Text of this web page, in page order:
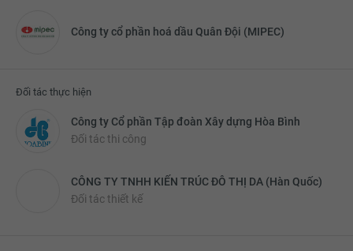
Công ty cổ phần hoá dầu Quân Đội (MIPEC)
Đối tác thực hiện
Công ty Cổ phần Tập đoàn Xây dựng Hòa Bình
Đối tác thi công
CÔNG TY TNHH KIẾN TRÚC ĐÔ THỊ DA (Hàn Quốc)
Đối tác thiết kế